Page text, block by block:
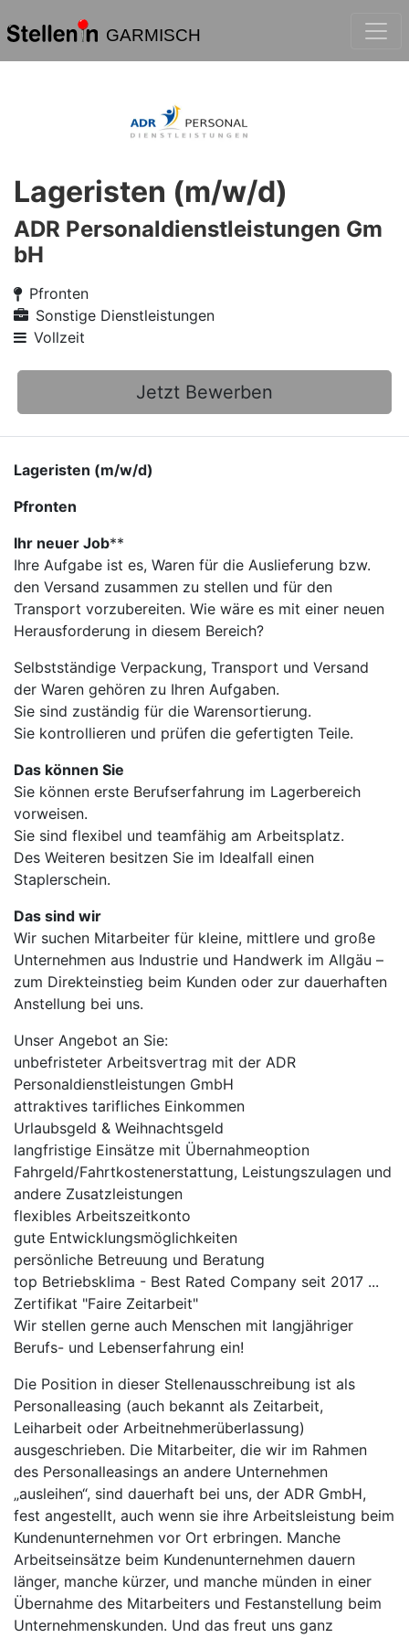
GARMISCH
Lageristen (m/w/d)
ADR Personaldienstleistungen Gm
bH
Pfronten
Sonstige Dienstleistungen
Vollzeit
Jetzt Bewerben
Lageristen (m/w/d)
Pfronten
Ihr neuer Job​**
Ihre Aufgabe ist es, Waren für die Auslieferung bzw.
den Versand zusammen zu stellen und für den
Transport vorzubereiten. Wie wäre es mit einer neuen
Herausforderung in diesem Bereich?
Selbstständige Verpackung, Transport und Versand
der Waren gehören zu Ihren Aufgaben.
Sie sind zuständig für die Warensortierung.
Sie kontrollieren und prüfen die gefertigten Teile.
Das können Sie
Sie können erste Berufserfahrung im Lagerbereich
vorweisen.
Sie sind flexibel und teamfähig am Arbeitsplatz.
Des Weiteren besitzen Sie im Idealfall einen
Staplerschein.
Das sind wir
Wir suchen Mitarbeiter für kleine, mittlere und große
Unternehmen aus Industrie und Handwerk im Allgäu –
zum Direkteinstieg beim Kunden oder zur dauerhaften
Anstellung bei uns.
Unser Angebot an Sie:
unbefristeter Arbeitsvertrag mit der ADR
Personaldienstleistungen GmbH
attraktives tarifliches Einkommen
Urlaubsgeld & Weihnachtsgeld
langfristige Einsätze mit Übernahmeoption
Fahrgeld/Fahrtkostenerstattung, Leistungszulagen und
andere Zusatzleistungen
flexibles Arbeitszeitkonto
gute Entwicklungsmöglichkeiten
persönliche Betreuung und Beratung
top Betriebsklima - Best Rated Company seit 2017 ...
Zertifikat "Faire Zeitarbeit"
Wir stellen gerne auch Menschen mit langjähriger
Berufs- und Lebenserfahrung ein!
Die Position in dieser Stellenausschreibung ist als
Personalleasing (auch bekannt als Zeitarbeit,
Leiharbeit oder Arbeitnehmerüberlassung)
ausgeschrieben. Die Mitarbeiter, die wir im Rahmen
des Personalleasings an andere Unternehmen
„ausleihen“, sind dauerhaft bei uns, der ADR GmbH,
fest angestellt, auch wenn sie ihre Arbeitsleistung beim
Kundenunternehmen vor Ort erbringen. Manche
Arbeitseinsätze beim Kundenunternehmen dauern
länger, manche kürzer, und manche münden in einer
Übernahme des Mitarbeiters und Festanstellung beim
Unternehmenskunden. Und das freut uns ganz